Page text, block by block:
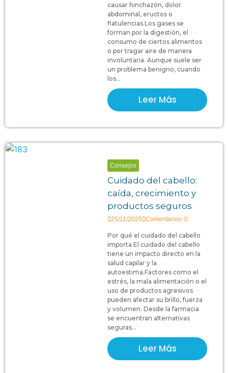
causar hinchazón, dolor
abdominal, eructos o
flatulencias.Los gases se
forman por la digestión, el
consumo de ciertos alimentos
o por tragar aire de manera
involuntaria. Aunque suele ser
un problema benigno, cuando
los...
Leer Más
Consejos
Cuidado del cabello:
caída, crecimiento y
productos seguros
25/11/2025 Comentarios: 0
Por qué el cuidado del cabello
importa El cuidado del cabello
tiene un impacto directo en la
salud capilar y la
autoestima.Factores como el
estrés, la mala alimentación o el
uso de productos agresivos
pueden afectar su brillo, fuerza
y volumen. Desde la farmacia
se encuentran alternativas
seguras...
Leer Más